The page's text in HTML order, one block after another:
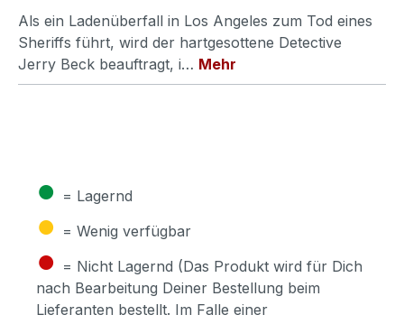
Als ein Ladenüberfall in Los Angeles zum Tod eines
Sheriffs führt, wird der hartgesottene Detective
Jerry Beck beauftragt, i… Mehr
● = Lagernd
● = Wenig verfügbar
● = Nicht Lagernd (Das Produkt wird für Dich
nach Bearbeitung Deiner Bestellung beim
Lieferanten bestellt. Im Falle einer